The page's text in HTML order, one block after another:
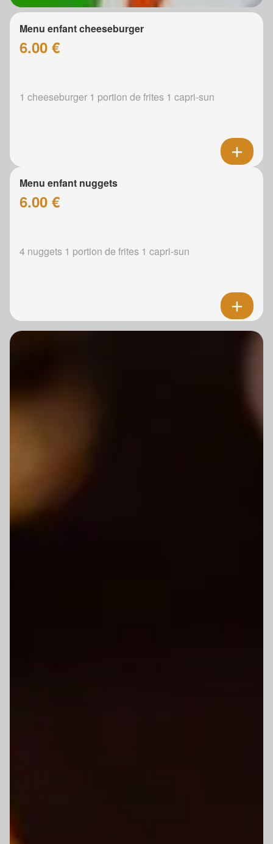
Menu enfant cheeseburger
6.00 €
1 cheeseburger 1 portion de frites 1 capri-sun
Menu enfant nuggets
6.00 €
4 nuggets 1 portion de frites 1 capri-sun